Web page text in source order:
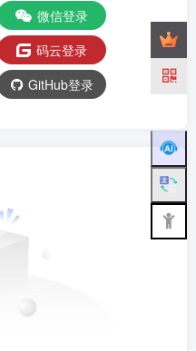
微信登录
码云登录
GitHub登录